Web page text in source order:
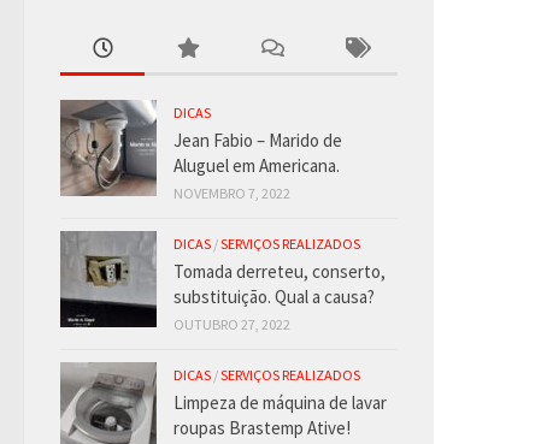
DICAS
Jean Fabio – Marido de
Aluguel em Americana.
NOVEMBRO 7, 2022
DICAS /SERVIÇOS REALIZADOS
Tomada derreteu, conserto,
substituição. Qual a causa?
OUTUBRO 27, 2022
DICAS /SERVIÇOS REALIZADOS
Limpeza de máquina de lavar
roupas Brastemp Ative!